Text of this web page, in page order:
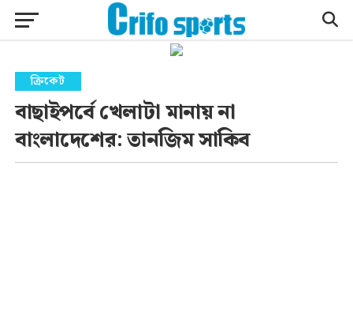
ক্রিকেট
বাছাইপর্বে খেলাটা মানায় না
বাংলাদেশের: তানজিম সাকিব